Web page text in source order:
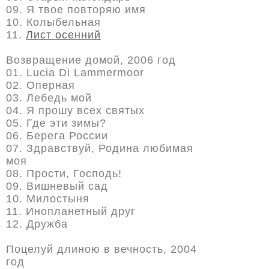
09. Я твое повторяю имя
10. Колыбельная
11. Лист осенний
Возвращение домой, 2006 год
01. Lucia Di Lammermoor
02. Оперная
03. Лебедь мой
04. Я прошу всех святых
05. Где эти зимы?
06. Берега России
07. Здравствуй, Родина любимая
моя
08. Прости, Господь!
09. Вишневый сад
10. Милостыня
11. Инопланетный друг
12. Дружба
Поцелуй длиною в вечность, 2004
год